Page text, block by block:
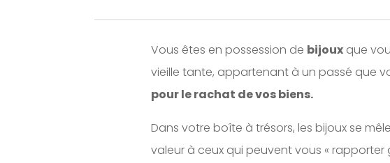
Vous êtes en possession de bijouxque
vieille tante, appartenant à un passé que
pour le rachat de vos biens.
Dans votre boîte à trésors, les bijoux se
valeur à ceux qui peuvent vous « rapporter